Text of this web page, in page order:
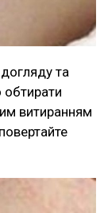
та
обтирати
витиранням